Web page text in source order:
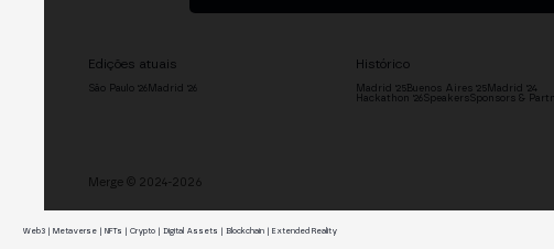
Edições atuais
São Paulo '26 Madrid '26
Histórico
Madrid '25Buenos Aires '25Madrid '24
Hackathon '26 SpeakersSponsors &
Merge © 2024-2026
Web3 | Metaverse | NFTs | Crypto | Digital Assets | Blockchain | Extended Reality